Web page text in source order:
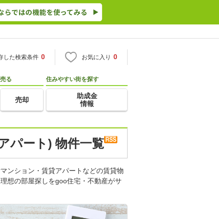
した検索条件 0 お気に入り 0
売る
売却
住みやすい街を探す
助成金
情報
パート) 物件一覧
ンション・賃貸アパートなどの賃貸物
想の部屋探しをgoo住宅・不動産がサ